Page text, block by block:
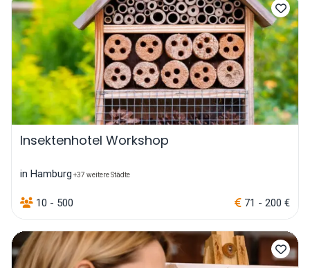
Insektenhotel Workshop
in Hamburg +37 weitere Städte
10 - 500 71 - 200 €